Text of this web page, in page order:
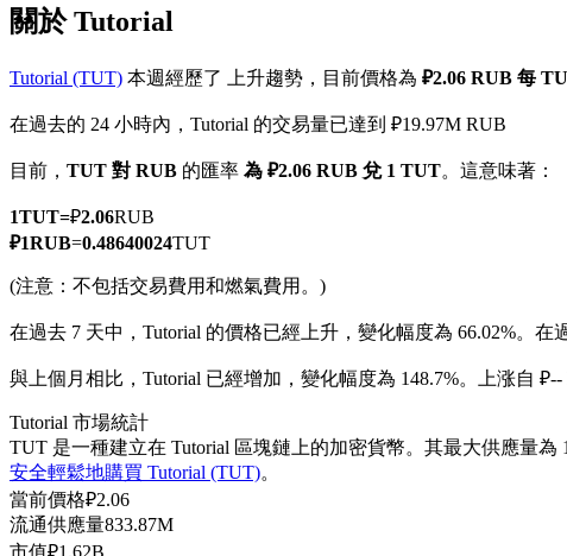
幣本位永續
以數字貨幣為保證金的永續合約
關於 Tutorial
Tutorial (TUT) 本週經歷了 上升趨勢，目前價格為 ₽2.06 RUB 每
在過去的 24 小時內，Tutorial 的交易量已達到 ₽19.97M RUB
目前， TUT 對 RUB 的匯率 為 ₽2.06 RUB 兌 1 TUT。這意味著：
1TUT=₽2.06RUB
₽1RUB=0.48640024TUT
(注意：不包括交易費用和燃氣費用。)
在過去 7 天中，Tutorial 的價格已經上升，變化幅度為 66.02%。 在
與上個月相比，Tutorial 已經增加，變化幅度為 148.7%。上涨自 ₽--
Tutorial 市場統計
TUT 是一種建立在 Tutorial 區塊鏈上的加密貨幣。其最大供應量
安全輕鬆地購買 Tutorial (TUT)。
當前價格₽2.06
流通供應量833.87M